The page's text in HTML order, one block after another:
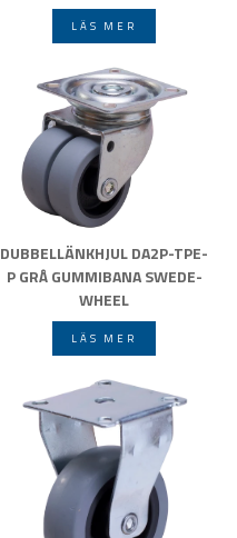
LÄS MER
DUBBELLÄNKHJUL DA2P-TPE-
P GRÅ GUMMIBANA SWEDE-
WHEEL
LÄS MER